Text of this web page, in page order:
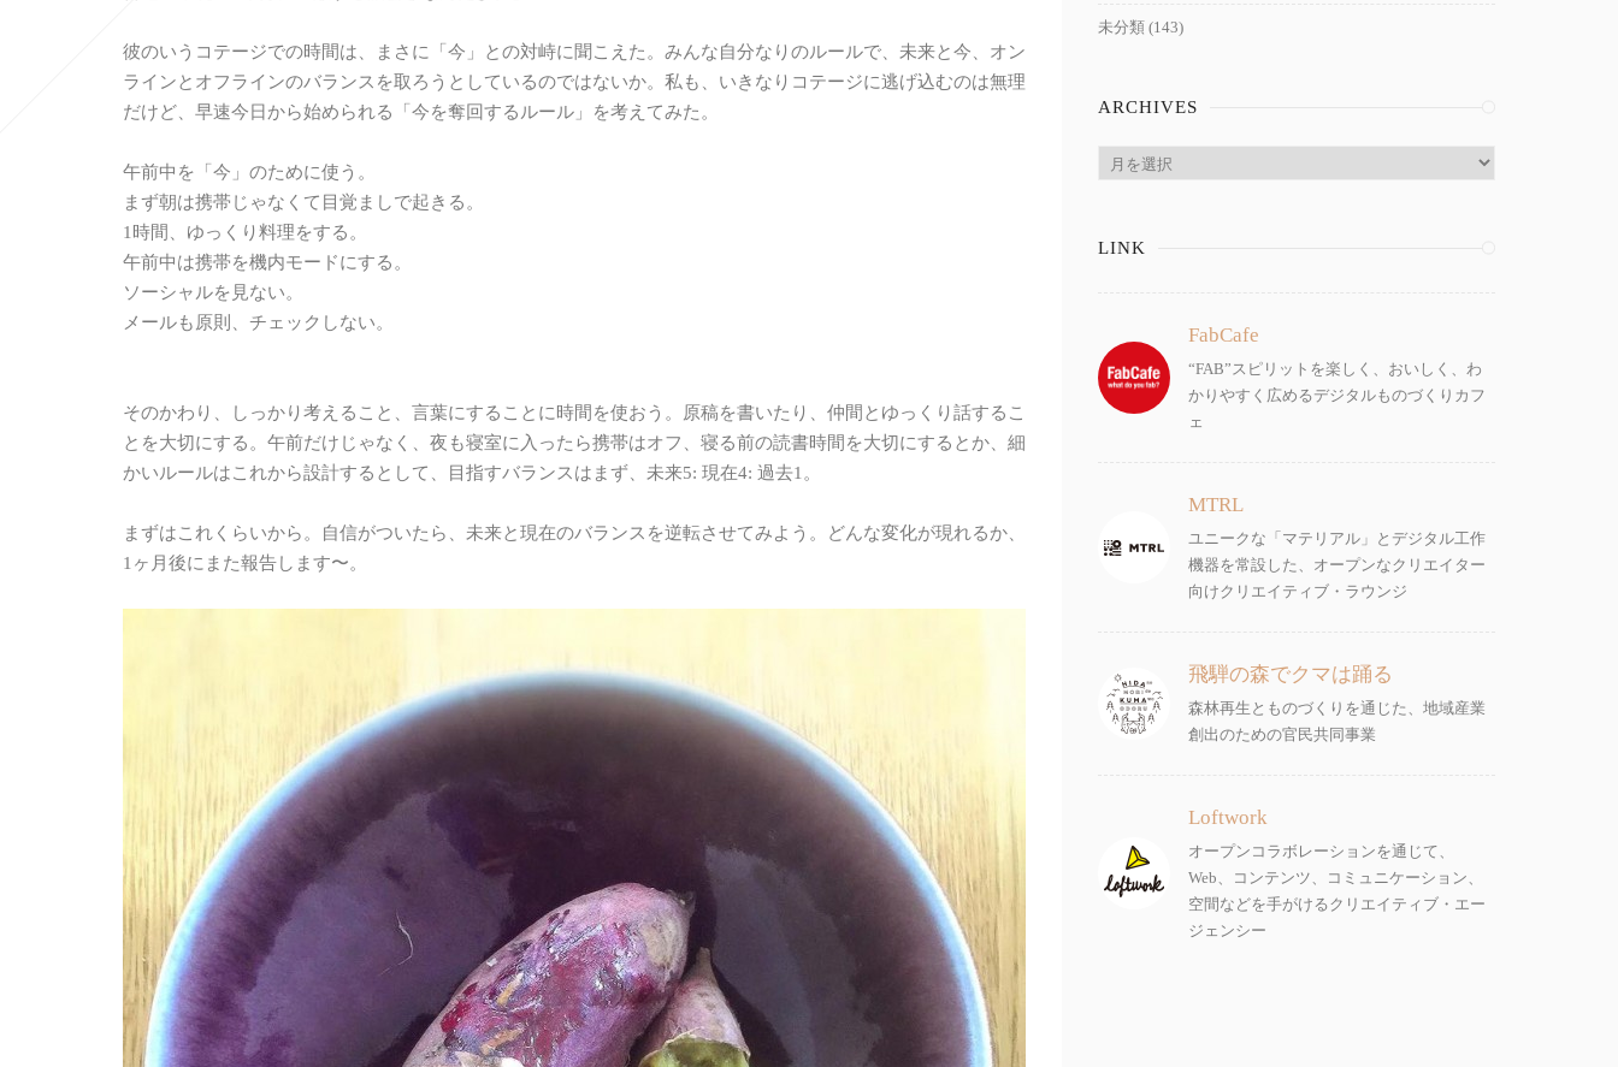
彼のいうコテージでの時間は、まさに「今」との対峙に聞こえた。みんな自分なりのルールで、未来と今、オン
ラインとオフラインのバランスを取ろうとしているのではないか。私も、いきなりコテージに逃げ込むのは無理
だけど、早速今日から始められる「今を奪回するルール」を考えてみた。
午前中を「今」のために使う。
まず朝は携帯じゃなくて目覚ましで起きる。
1時間、ゆっくり料理をする。
午前中は携帯を機内モードにする。
ソーシャルを見ない。
メールも原則、チェックしない。
そのかわり、しっかり考えること、言葉にすることに時間を使おう。原稿を書いたり、仲間とゆっくり話するこ
とを大切にする。午前だけじゃなく、夜も寝室に入ったら携帯はオフ、寝る前の読書時間を大切にするとか、細
かいルールはこれから設計するとして、目指すバランスはまず、未来5: 現在4: 過去1。
まずはこれくらいから。自信がついたら、未来と現在のバランスを逆転させてみよう。どんな変化が現れるか、
1ヶ月後にまた報告します〜。
未分類 (143)
ARCHIVES
Archives
LINK
FabCafe
“FAB”スピリットを楽しく、おいしく、わ
かりやすく広めるデジタルものづくりカフ
ェ
MTRL
ユニークな「マテリアル」とデジタル工作
機器を常設した、オープンなクリエイター
向けクリエイティブ・ラウンジ
飛騨の森でクマは踊る
森林再生とものづくりを通じた、地域産業
創出のための官民共同事業
Loftwork
オープンコラボレーションを通じて、
Web、コンテンツ、コミュニケーション、
空間などを手がけるクリエイティブ・エー
ジェンシー